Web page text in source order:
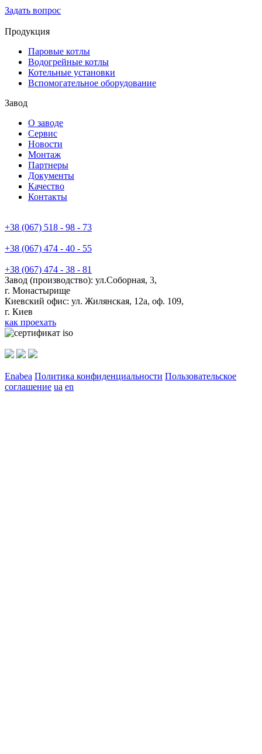
Задать вопрос
Продукция
Паровые котлы
Водогрейные котлы
Котельные установки
Вспомогательное оборудование
Завод
О заводе
Сервис
Новости
Монтаж
Партнеры
Документы
Качество
Контакты
+38 (067) 518 - 98 - 73
+38 (067) 474 - 40 - 55
+38 (067) 474 - 38 - 81
Завод (производство): ул.Соборная, 3,
г. Монастырище
Киевский офис: ул. Жилянская, 12а, оф. 109,
г. Киев
как проехать
Enabea Политика конфиденциальности Пользовательское
соглашение ua en